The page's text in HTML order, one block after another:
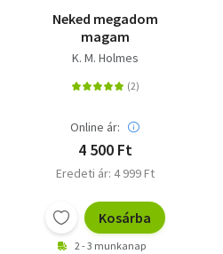
Neked megadom
magam
K. M. Holmes
Online ár:
4 500 Ft
Eredeti ár: 4 999 Ft
Kosárba
2 - 3 munkanap